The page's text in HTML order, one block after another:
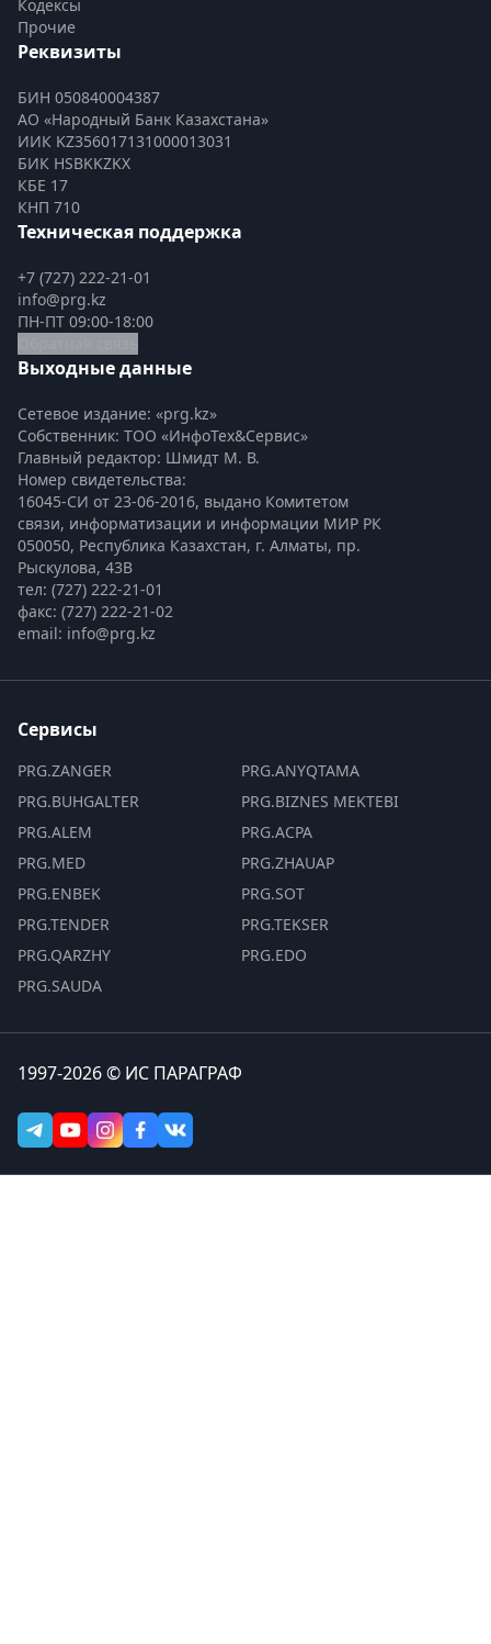
Кодексы
Прочие
Реквизиты
БИН 050840004387
АО «Народный Банк Казахстана»
ИИК KZ356017131000013031
БИК HSBKKZKX
КБЕ 17
КНП 710
Техническая поддержка
+7 (727) 222-21-01
info@prg.kz
ПН-ПТ 09:00-18:00
Выходные данные
Сетевое издание: «prg.kz»
Собственник: ТОО «ИнфоТех&Сервис»
Главный редактор: Шмидт М. В.
Номер свидетельства:
16045-СИ от 23-06-2016, выдано Комитетом
связи, информатизации и информации МИР РК
050050, Республика Казахстан, г. Алматы, пр.
Рыскулова, 43В
тел: (727) 222-21-01
факс: (727) 222-21-02
email: info@prg.kz
Сервисы
PRG.ZANGER
PRG.BUHGALTER
PRG.ALEM
PRG.MED
PRG.ENBEK
PRG.TENDER
PRG.QARZHY
PRG.SAUDA
PRG.ANYQTAMA
PRG.BIZNES MEKTEBI
PRG.ACPA
PRG.ZHAUAP
PRG.SOT
PRG.TEKSER
PRG.EDO
1997-2026 © ИС ПАРАГРАФ